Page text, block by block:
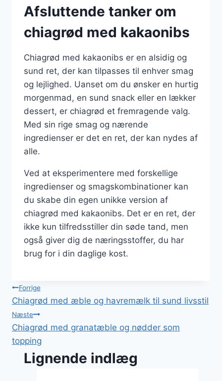
Afsluttende tanker om
chiagrød med kakaonibs
Chiagrød med kakaonibs er en alsidig og
sund ret, der kan tilpasses til enhver smag
og lejlighed. Uanset om du ønsker en hurtig
morgenmad, en sund snack eller en lækker
dessert, er chiagrød et fremragende valg.
Med sin rige smag og nærende
ingredienser er det en ret, der kan nydes af
alle.
Ved at eksperimentere med forskellige
ingredienser og smagskombinationer kan
du skabe din egen unikke version af
chiagrød med kakaonibs. Det er en ret, der
ikke kun tilfredsstiller din søde tand, men
også giver dig de næringsstoffer, du har
brug for i din daglige kost.
Indlægsnavigation
Forrige
Chiagrød med æble og havremælk til sund livsstil
Næste
Chiagrød med granatæble og nødder som
topping
Lignende indlæg